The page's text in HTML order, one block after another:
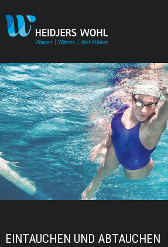
EINTAUCHEN UND ABTAUCHEN